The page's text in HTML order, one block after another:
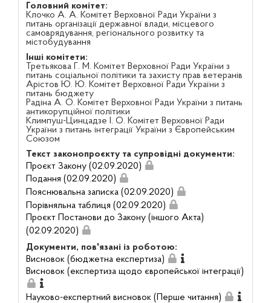
Головний комітет:
Клочко А. А. Комітет Верховної Ради України з
питань організації державної влади, місцевого
самоврядування, регіонального розвитку та
містобудування
Інші комітети:
Третьякова Г. М. Комітет Верховної Ради України з
питань соціальної політики та захисту прав ветеранів
Арістов Ю. Ю. Комітет Верховної Ради України з
питань бюджету
Радіна А. О. Комітет Верховної Ради України з питань
антикорупційної політики
Климпуш-Цинцадзе І. О. Комітет Верховної Ради
України з питань інтеграції України з Європейським
Союзом
Текст законопроєкту та супровідні документи:
Проєкт Закону (02.09.2020)
Подання (02.09.2020)
Пояснювальна записка (02.09.2020)
Порівняльна таблиця (02.09.2020)
Проєкт Постанови до Закону (іншого Акта)
(02.09.2020)
Документи, пов'язані із роботою:
Висновок (бюджетна експертиза)
Висновок (експертиза щодо європейської інтеграції)
Науково-експертний висновок (Перше читання)